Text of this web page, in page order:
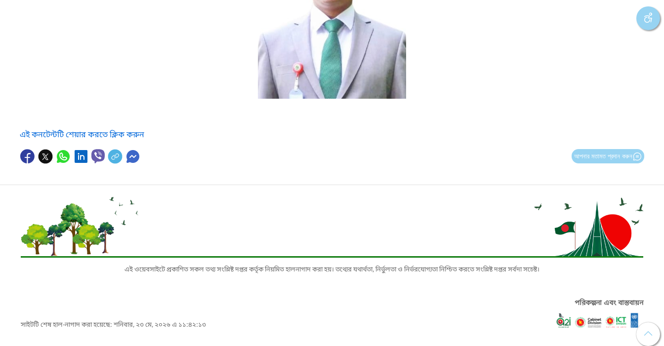
এই কনটেন্টটি শেয়ার করতে ক্লিক করুন
আপনার মতামত প্রদান করুন
এই ওয়েবসাইটে প্রকাশিত সকল তথ্য সংশ্লিষ্ট দপ্তর কর্তৃক নিয়মিত হালনাগাদ করা হয়। তথ্যের যথার্থতা, নির্ভুলতা ও নির্ভরযোগ্যতা নিশ্চিত করতে সংশ্লিষ্ট দপ্তর সর্বদা সচেষ্ট।
সাইটটি শেষ হাল-নাগাদ করা হয়েছে: শনিবার, ২৩ মে, ২০২৬ এ ১১:৪২:১৩
পরিকল্পনা এবং বাস্তবায়ন